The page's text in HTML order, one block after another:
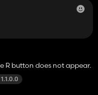
R button does not appear.
1.1.0.0